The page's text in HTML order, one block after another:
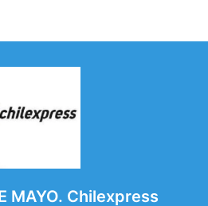
MAYO. Chilexpress